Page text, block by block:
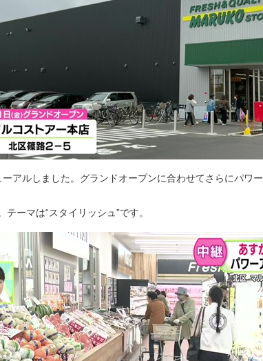
ルしました。グランドオープンに合わせてさらにパワ
ーマは“スタイリッシュ”です。